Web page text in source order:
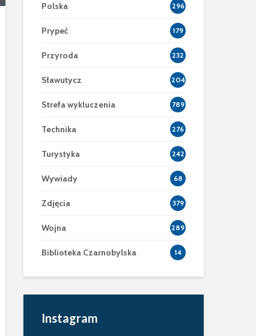
Polska 296
Prypeć 179
Przyroda 232
Sławutycz 204
Strefa wykluczenia 789
Technika 276
Turystyka 242
Wywiady 68
Zdjęcia 379
Wojna 289
Biblioteka Czarnobylska 14
Instagram